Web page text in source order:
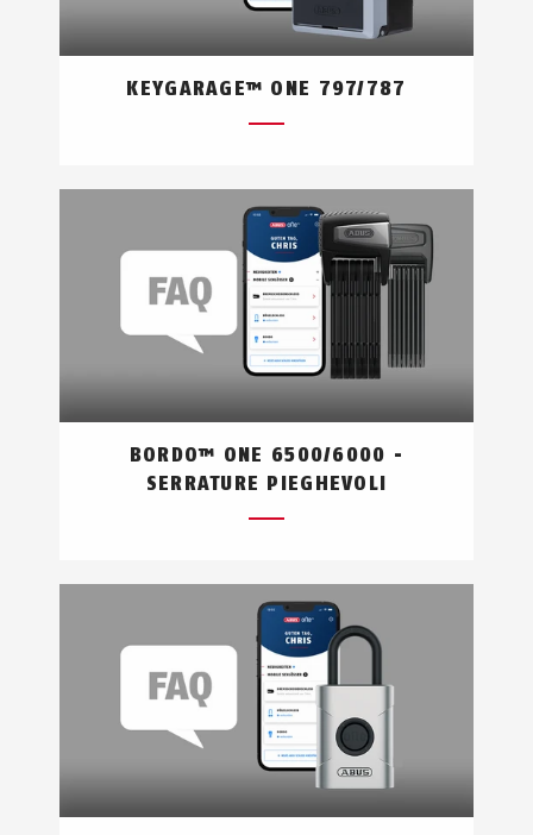
KEYGARAGE™ ONE 797/787
BORDO™ ONE 6500/6000 -
SERRATURE PIEGHEVOLI